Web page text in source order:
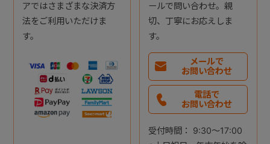
アではさまざまな決済方
法をご利用いただけま
す。
ールで問い合わせ。親
切、丁寧にお応えしま
す。
メールで
お問い合わせ
電話で
お問い合わせ
受付時間： 9:30～17:00